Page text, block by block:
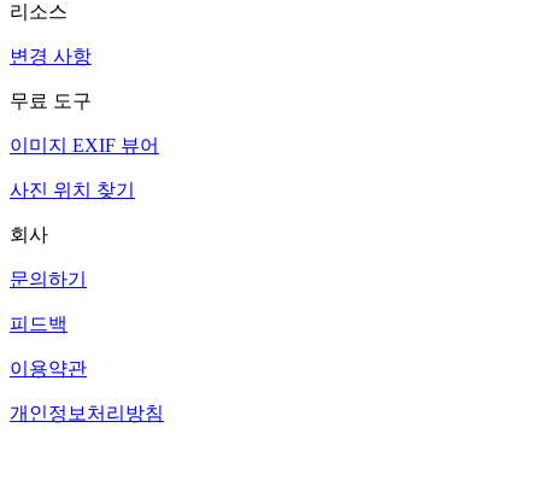
리소스
변경 사항
무료 도구
이미지 EXIF 뷰어
사진 위치 찾기
회사
문의하기
피드백
이용약관
개인정보처리방침